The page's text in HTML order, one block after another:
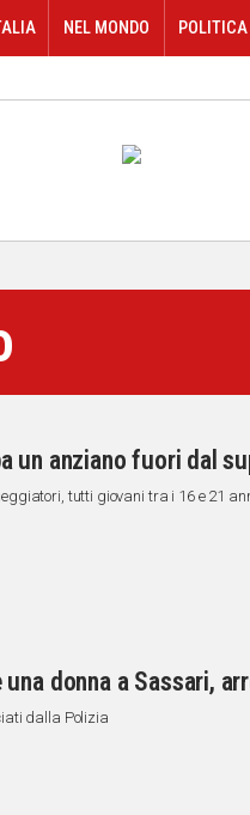
NEL MONDO POLITICA
un anziano fuori dal
tutti giovani tra i 16 e 21
donna a Sassari,
dalla Polizia